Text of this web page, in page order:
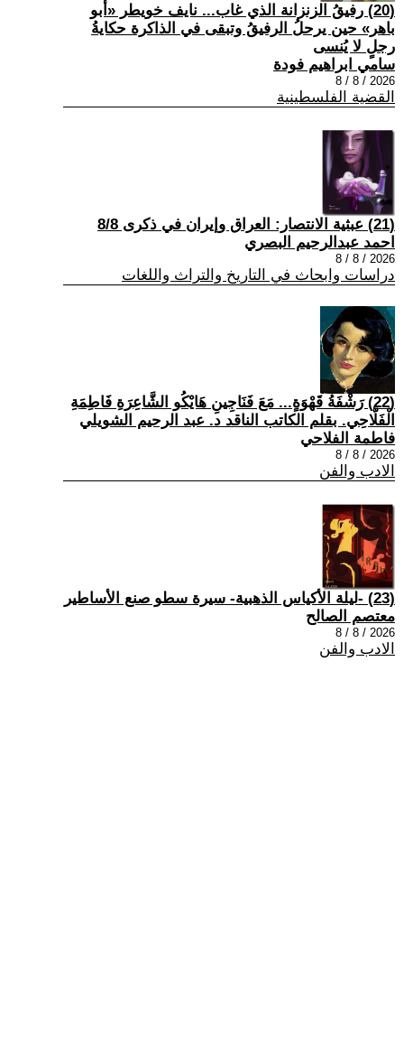
(20) رفيقُ الزنزانة الذي غاب... نايف خويطر «أبو
باهر» حين يرحلُ الرفيقُ وتبقى في الذاكرة حكايةُ
رجلٍ لا يُنسى
سامي ابراهيم فودة
2026 / 8 / 8
القضية الفلسطينية
(21) عبثية الانتصار: العراق وإيران في ذكرى 8/8
احمد عبدالرحيم البصري
2026 / 8 / 8
دراسات وابحاث في التاريخ والتراث واللغات
(22) رَشْفَةُ قَهْوَةٍ... مَعَ فَنَاجِينِ هَايْكُو الشَّاعِرَةِ فَاطِمَةِ
الْفَلَّاحِي. بقلم الكاتب الناقد د. عبد الرحيم الشويلي
فاطمة الفلاحي
2026 / 8 / 8
الادب والفن
(23) -ليلة الأكياس الذهبية- سيرة سطو صنع الأساطير
معتصم الصالح
2026 / 8 / 8
الادب والفن